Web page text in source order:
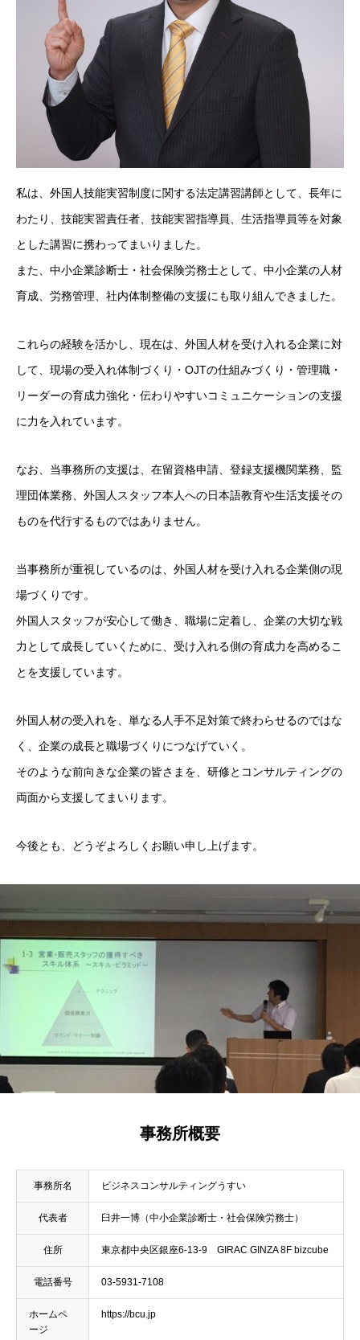
私は、外国人技能実習制度に関する法定講習講師として、長年に
わたり、技能実習責任者、技能実習指導員、生活指導員等を対象
とした講習に携わってまいりました。
また、中小企業診断士・社会保険労務士として、中小企業の人材
育成、労務管理、社内体制整備の支援にも取り組んできました。
これらの経験を活かし、現在は、外国人材を受け入れる企業に対
して、現場の受入れ体制づくり・OJTの仕組みづくり・管理職・
リーダーの育成力強化・伝わりやすいコミュニケーションの支援
に力を入れています。
なお、当事務所の支援は、在留資格申請、登録支援機関業務、監
理団体業務、外国人スタッフ本人への日本語教育や生活支援その
ものを代行するものではありません。
当事務所が重視しているのは、外国人材を受け入れる企業側の現
場づくりです。
外国人スタッフが安心して働き、職場に定着し、企業の大切な戦
力として成長していくために、受け入れる側の育成力を高めるこ
とを支援しています。
外国人材の受入れを、単なる人手不足対策で終わらせるのではな
く、企業の成長と職場づくりにつなげていく。
そのような前向きな企業の皆さまを、研修とコンサルティングの
両面から支援してまいります。
今後とも、どうぞよろしくお願い申し上げます。
事務所概要
事務所名 ビジネスコンサルティングうすい
代表者 臼井一博（中小企業診断士・社会保険労務士）
住所 東京都中央区銀座6-13-9 GIRAC GINZA 8F bizcube
電話番号 03-5931-7108
ホームペ
ージ
https://bcu.jp